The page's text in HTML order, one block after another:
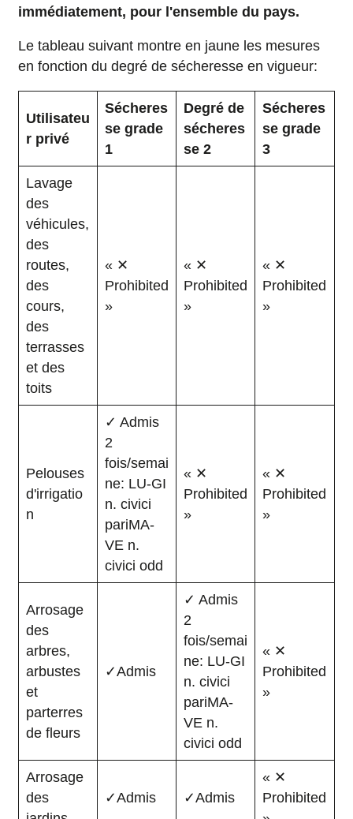
immédiatement, pour l'ensemble du pays.
Le tableau suivant montre en jaune les mesures
en fonction du degré de sécheresse en vigueur:
Utilisateu
r privé
Sécheres
se grade
1
Degré de
sécheres
se 2
Sécheres
se grade
3
Lavage
des
véhicules,
des
routes,
des
cours,
des
terrasses
et des
toits
« ✕
Prohibited
»
« ✕
Prohibited
»
« ✕
Prohibited
»
Pelouses
d'irrigatio
n
✓ Admis
2
fois/semai
ne: LU-GI
n. civici
pariMA-
VE n.
civici odd
« ✕
Prohibited
»
« ✕
Prohibited
»
Arrosage
des
arbres,
arbustes
et
parterres
de fleurs
✓Admis
✓ Admis
2
fois/semai
ne: LU-GI
n. civici
pariMA-
VE n.
civici odd
« ✕
Prohibited
»
Arrosage
des
✓Admis ✓Admis
« ✕
Prohibited